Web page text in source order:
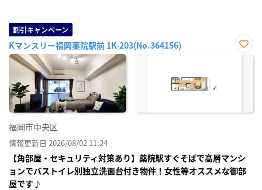
割引キャンペーン
Kマンスリー福岡薬院駅前 1K-203(No.364156)
お気
福岡市中央区
情報更新日 2026/08/02 11:24
【角部屋・セキュリティ対策あり】薬院駅すぐそばで高層マンシ
ョンでバストイレ別独立洗面台付き物件！女性等オススメな御部
屋です♪